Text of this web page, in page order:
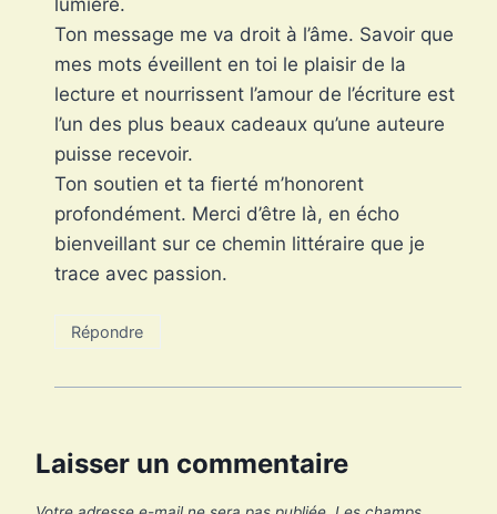
Ton message me va droit à l’âme. Savoir que
mes mots éveillent en toi le plaisir de la
lecture et nourrissent l’amour de l’écriture est
l’un des plus beaux cadeaux qu’une auteure
puisse recevoir.
Ton soutien et ta fierté m’honorent
profondément. Merci d’être là, en écho
bienveillant sur ce chemin littéraire que je
trace avec passion.
Répondre
Laisser un commentaire